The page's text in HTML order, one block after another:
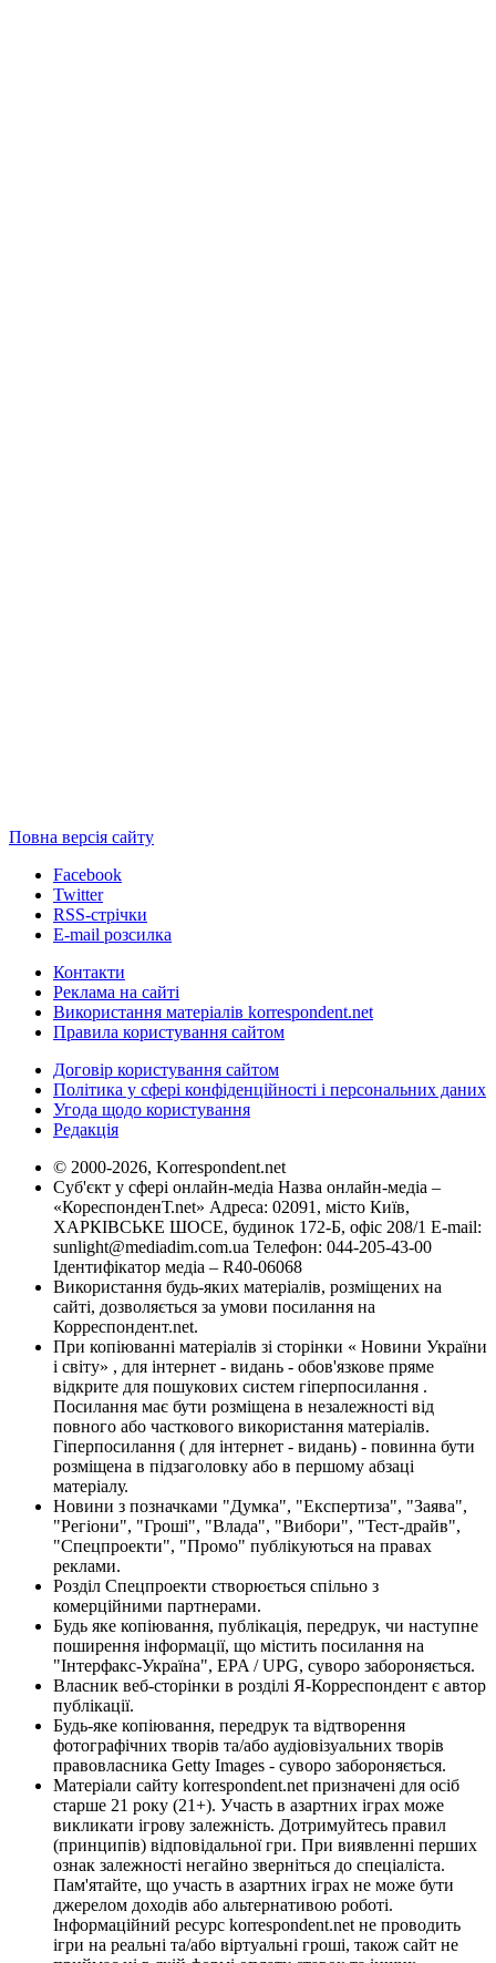
Повна версія сайту
Facebook
Twitter
RSS-стрічки
E-mail розсилка
Контакти
Реклама на сайті
Використання матеріалів korrespondent.net
Правила користування сайтом
Договір користування сайтом
Політика у сфері конфіденційності і персональних даних
Угода щодо користування
Редакція
© 2000-2026, Korrespondent.net
Суб'єкт у сфері онлайн-медіа Назва онлайн-медіа –
«КореспонденТ.net» Адреса: 02091, місто Київ,
ХАРКІВСЬКЕ ШОСЕ, будинок 172-Б, офіс 208/1 E-mail:
sunlight@mediadim.com.ua Телефон: 044-205-43-00
Ідентифікатор медіа – R40-06068
Використання будь-яких матеріалів, розміщених на
сайті, дозволяється за умови посилання на
Корреспондент.net.
При копіюванні матеріалів зі сторінки « Новини України
і світу» , для інтернет - видань - обов'язкове пряме
відкрите для пошукових систем гіперпосилання .
Посилання має бути розміщена в незалежності від
повного або часткового використання матеріалів.
Гіперпосилання ( для інтернет - видань) - повинна бути
розміщена в підзаголовку або в першому абзаці
матеріалу.
Новини з позначками "Думка", "Експертиза", "Заява",
"Регіони", "Гроші", "Влада", "Вибори", "Тест-драйв",
"Спецпроекти", "Промо" публікуються на правах
реклами.
Розділ Спецпроекти створюється спільно з
комерційними партнерами.
Будь яке копіювання, публікація, передрук, чи наступне
поширення інформації, що містить посилання на
"Інтерфакс-Україна", EPA / UPG, суворо забороняється.
Власник веб-сторінки в розділі Я-Корреспондент є автор
публікації.
Будь-яке копіювання, передрук та відтворення
фотографічних творів та/або аудіовізуальних творів
правовласника Getty Images - суворо забороняється.
Матеріали сайту korrespondent.net призначені для осіб
старше 21 року (21+). Участь в азартних іграх може
викликати ігрову залежність. Дотримуйтесь правил
(принципів) відповідальної гри. При виявленні перших
ознак залежності негайно зверніться до спеціаліста.
Пам'ятайте, що участь в азартних іграх не може бути
джерелом доходів або альтернативою роботі.
Інформаційний ресурс korrespondent.net не проводить
ігри на реальні та/або віртуальні гроші, також сайт не